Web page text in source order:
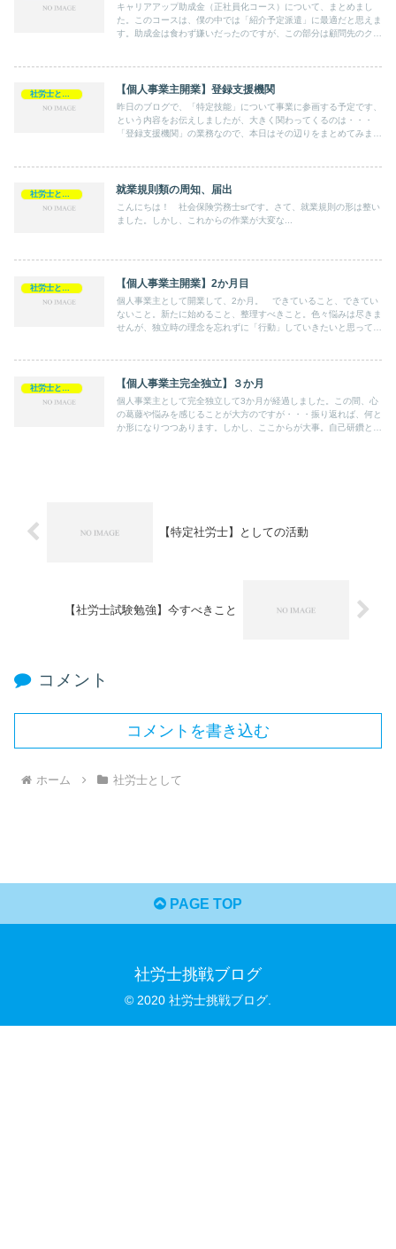
キャリアアップ助成金（正社員化コース）について、まとめまし
た。このコースは、僕の中では「紹介予定派遣」に最適だと思えま
す。助成金は食わず嫌いだったのですが、この部分は顧問先のクラ
社労士として 【個人事業主開業】登録支援機関
昨日のブログで、「特定技能」について事業に参画する予定です、
という内容をお伝えしましたが、大きく関わってくるのは・・・
「登録支援機関」の業務なので、本日はその辺りをまとめてみま
社労士として 就業規則類の周知、届出
こんにちは！ 社会保険労務士srです。さて、就業規則の形は整い
ました。しかし、これからの作業が大変な...
社労士として 【個人事業主開業】2か月目
個人事業主として開業して、2か月。 できていること、できてい
ないこと。新たに始めること、整理すべきこと。色々悩みは尽きま
せんが、独立時の理念を忘れずに「行動」していきたいと思ってい
【個人事業主完全独立】３か月
個人事業主として完全独立して3か月が経過しました。この間、心
の葛藤や悩みを感じることが大方のですが・・・振り返れば、何と
か形になりつつあります。しかし、ここからが大事。自己研鑽と周
【特定社労士】としての活動
【社労士試験勉強】今すべきこと
コメント
コメントを書き込む
ホーム 社労士として
PAGE TOP
社労士挑戦ブログ
© 2020 社労士挑戦ブログ.